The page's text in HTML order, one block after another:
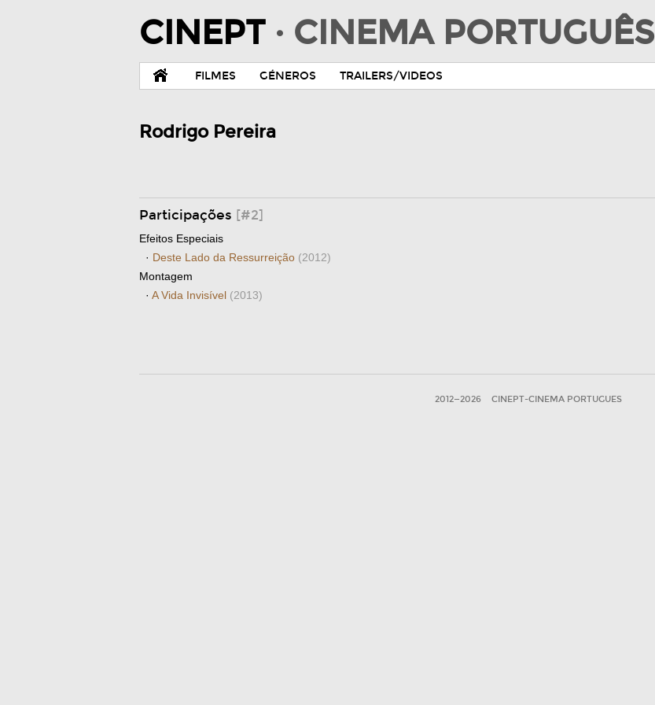
CINEPT · CINEMA PORTUGUÊS
FILMES GÉNEROS TRAILERS/VIDEOS
Rodrigo Pereira
Participações [#2]
Efeitos Especiais
· Deste Lado da Ressurreição (2012)
Montagem
· A Vida Invisível (2013)
2012—2026 CINEPT-CINEMA PORTUGUES